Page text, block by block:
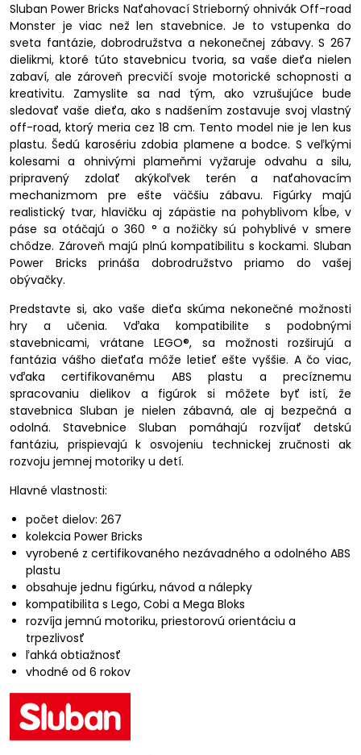
Sluban Power Bricks Naťahovací Strieborný ohnivák Off-road
Monster je viac než len stavebnice. Je to vstupenka do
sveta fantázie, dobrodružstva a nekonečnej zábavy. S 267
dielikmi, ktoré túto stavebnicu tvoria, sa vaše dieťa nielen
zabaví, ale zároveň precvičí svoje motorické schopnosti a
kreativitu. Zamyslite sa nad tým, ako vzrušujúce bude
sledovať vaše dieťa, ako s nadšením zostavuje svoj vlastný
off-road, ktorý meria cez 18 cm. Tento model nie je len kus
plastu. Šedú karosériu zdobia plamene a bodce. S veľkými
kolesami a ohnivými plameňmi vyžaruje odvahu a silu,
pripravený zdolať akýkoľvek terén a naťahovacím
mechanizmom pre ešte väčšiu zábavu. Figúrky majú
realistický tvar, hlavičku aj zápästie na pohyblivom kĺbe, v
páse sa otáčajú o 360 ° a nožičky sú pohyblivé v smere
chôdze. Zároveň majú plnú kompatibilitu s kockami. Sluban
Power Bricks prináša dobrodružstvo priamo do vašej
obývačky.
Predstavte si, ako vaše dieťa skúma nekonečné možnosti
hry a učenia. Vďaka kompatibilite s podobnými
stavebnicami, vrátane LEGO®, sa možnosti rozširujú a
fantázia vášho dieťaťa môže letieť ešte vyššie. A čo viac,
vďaka certifikovanému ABS plastu a precíznemu
spracovaniu dielikov a figúrok si môžete byť istí, že
stavebnica Sluban je nielen zábavná, ale aj bezpečná a
odolná. Stavebnice Sluban pomáhajú rozvíjať detskú
fantáziu, prispievajú k osvojeniu technickej zručnosti ak
rozvoju jemnej motoriky u detí.
Hlavné vlastnosti:
počet dielov: 267
kolekcia Power Bricks
vyrobené z certifikovaného nezávadného a odolného ABS
plastu
obsahuje jednu figúrku, návod a nálepky
kompatibilita s Lego, Cobi a Mega Bloks
rozvíja jemnú motoriku, priestorovú orientáciu a
trpezlivosť
ľahká obtiažnosť
vhodné od 6 rokov